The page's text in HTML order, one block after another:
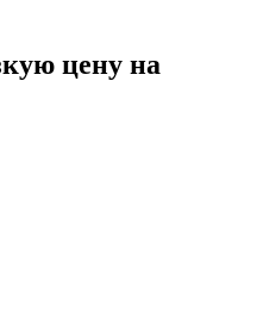
цену на